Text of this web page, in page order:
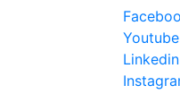
Youtube
Linkedin